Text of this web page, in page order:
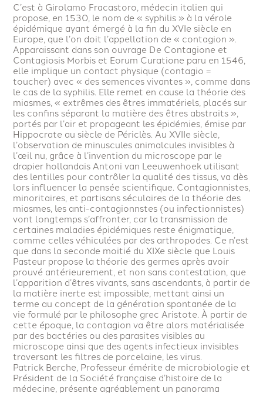
C’est à Girolamo Fracastoro, médecin italien qui
propose, en 1530, le nom de « syphilis » à la vérole
épidémique ayant émergé à la fin du XVIe siècle en
Europe, que l’on doit l’appellation de « contagion ».
Apparaissant dans son ouvrage De Contagione et
Contagiosis Morbis et Eorum Curatione paru en 1546,
elle implique un contact physique (contagio =
toucher) avec « des semences vivantes », comme dans
le cas de la syphilis. Elle remet en cause la théorie des
miasmes, « extrêmes des êtres immatériels, placés sur
les confins séparant la matière des êtres abstraits »,
portés par l’air et propageant les épidémies, émise par
Hippocrate au siècle de Périclès. Au XVIIe siècle,
l’observation de minuscules animalcules invisibles à
l’œil nu, grâce à l’invention du microscope par le
drapier hollandais Antoni van Leeuwenhoek utilisant
des lentilles pour contrôler la qualité des tissus, va dès
lors influencer la pensée scientifique. Contagionnistes,
minoritaires, et partisans séculaires de la théorie des
miasmes, les anti-contagionnstes (ou infectionnistes)
vont longtemps s’affronter, car la transmission de
certaines maladies épidémiques reste énigmatique,
comme celles véhiculées par des arthropodes. Ce n’est
que dans la seconde moitié du XIXe siècle que Louis
Pasteur propose la théorie des germes après avoir
prouvé antérieurement, et non sans contestation, que
l’apparition d’êtres vivants, sans ascendants, à partir de
la matière inerte est impossible, mettant ainsi un
terme au concept de la génération spontanée de la
vie formulé par le philosophe grec Aristote. À partir de
cette époque, la contagion va être alors matérialisée
par des bactéries ou des parasites visibles au
microscope ainsi que des agents infectieux invisibles
traversant les filtres de porcelaine, les virus.
Patrick Berche, Professeur émérite de microbiologie et
Président de la Société française d’histoire de la
médecine, présente agréablement un panorama